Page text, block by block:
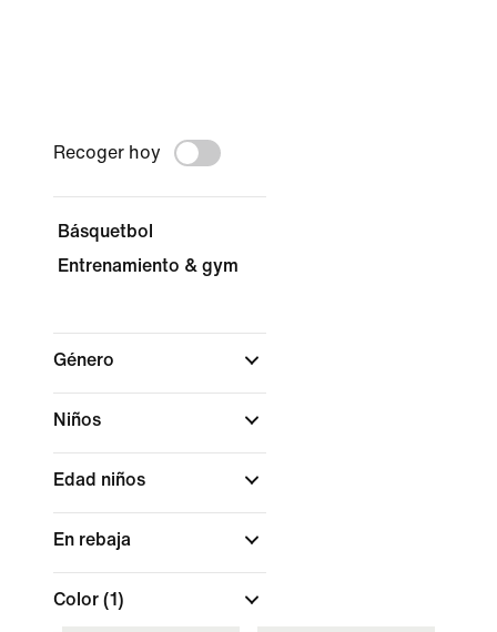
Recoger hoy
Básquetbol
Entrenamiento & gym
Género
Niños
Edad niños
En rebaja
Color (1)